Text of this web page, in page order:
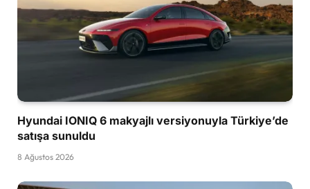
Hyundai IONIQ 6 makyajlı versiyonuyla Türkiye’de
satışa sunuldu
8 Ağustos 2026